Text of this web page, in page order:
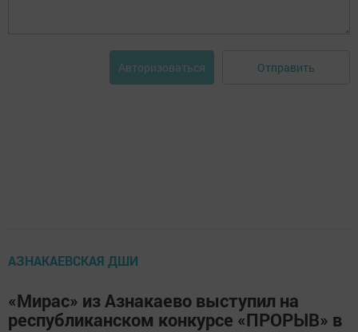
Авторизоваться Отправить
АЗНАКАЕВСКАЯ ДШИ
«Мирас» из Азнакаево выступил на
республиканском конкурсе «ПРОРЫВ» в